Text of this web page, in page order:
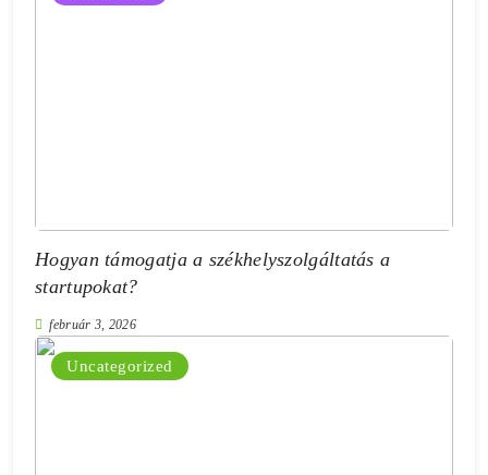
Hogyan támogatja a székhelyszolgáltatás a
startupokat?
február 3, 2026
Uncategorized